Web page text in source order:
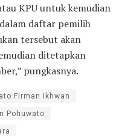
KPU untuk kemudian
daftar pemilih
tersebut akan
ditetapkan
pungkasnya.
Firman Ikhwan
Pohuwato